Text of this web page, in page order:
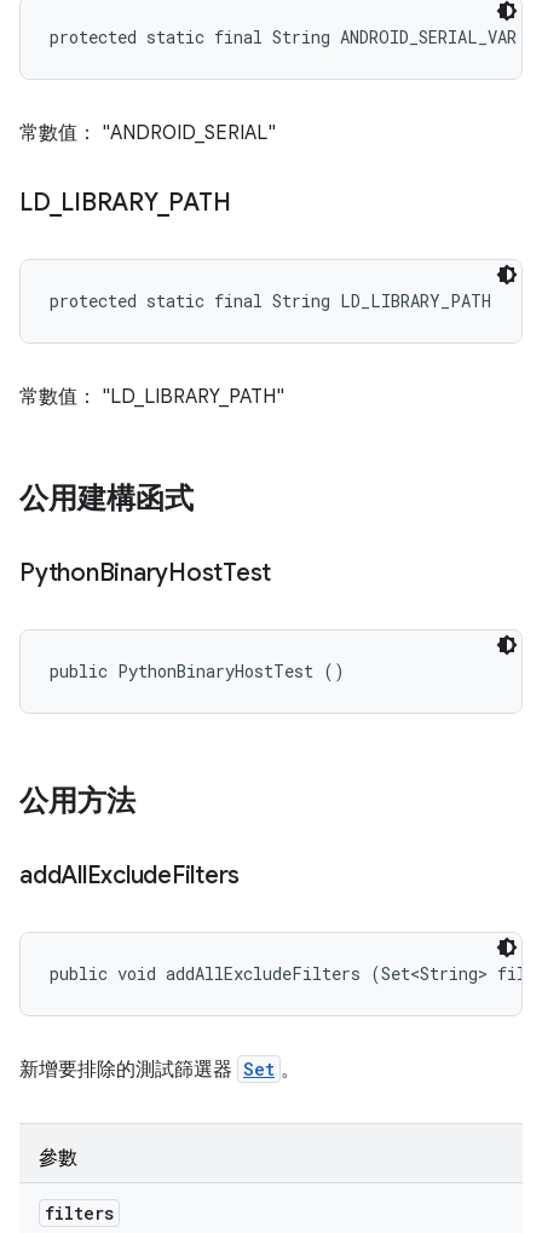
protected static final String ANDROID_SERIAL_VAR
常數值： "ANDROID_SERIAL"
LD_ LIBRARY_ PATH
protected static final String LD_LIBRARY_PATH
常數值： "LD_LIBRARY_PATH"
公用建構函式
PythonBinaryHostTest
public PythonBinaryHostTest ()
公用方法
addAllExcludeFilters
public void addAllExcludeFilters (Set<String>
新增要排除的測試篩選器 Set 。
參數
filters